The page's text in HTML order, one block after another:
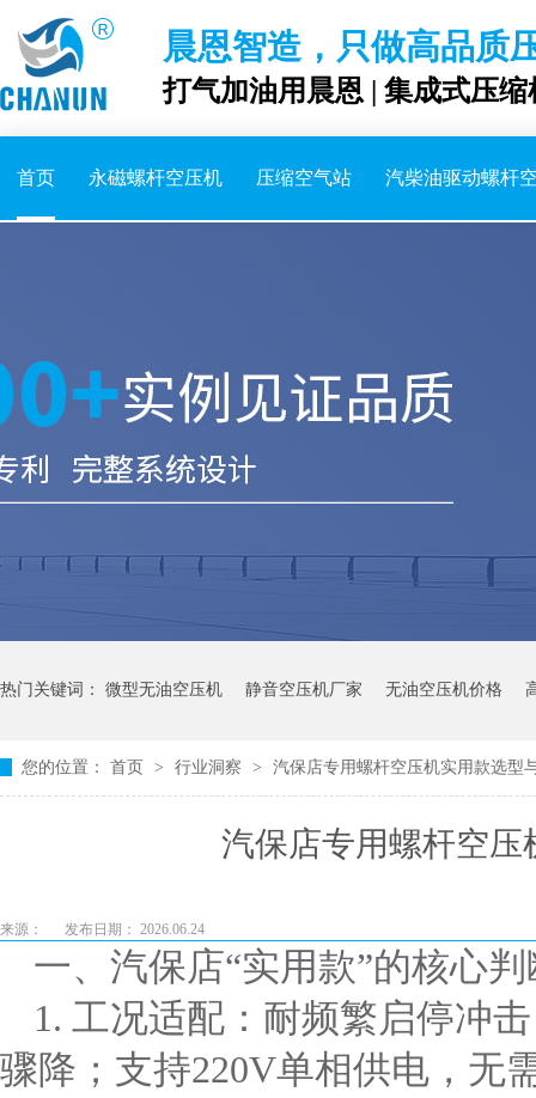
晨恩智造，只做高品质
打气加油用晨恩 | 集成式压
首页 永磁螺杆空压机 压缩空气站 汽柴油驱动螺杆
热门关键词： 微型无油空压机 静音空压机厂家 无油空压机价格
您的位置： 首页 > 行业洞察 > 汽保店专用螺杆空压机实用款选型
汽保店专用螺杆空
来源： 发布日期： 2026.06.24
一、汽保店“实用款”的核心
1. 工况适配：耐频繁启停冲
骤降；支持220V单相供电，无